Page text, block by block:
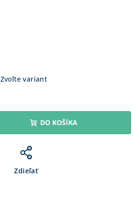
Zvoľte variant
DO KOŠÍKA
Zdieľať